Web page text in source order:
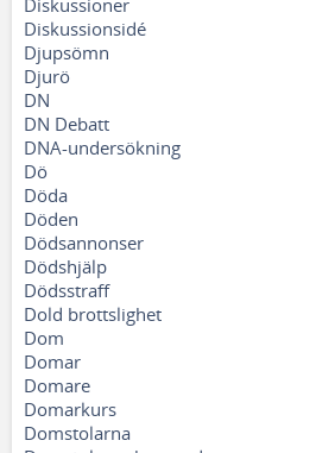
Diskussioner
Diskussionsidé
Djupsömn
Djurö
DN
DN Debatt
DNA-undersökning
Dö
Döda
Döden
Dödsannonser
Dödshjälp
Dödsstraff
Dold brottslighet
Dom
Domar
Domare
Domarkurs
Domstolarna